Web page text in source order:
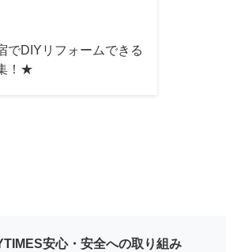
でDIYリフォームできる
！★
安心・安全への取り組み